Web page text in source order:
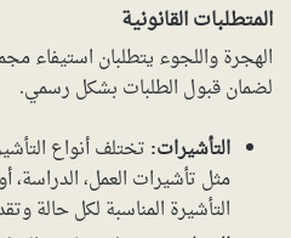
المتطلبات القانونية
الهجرة واللجوء يتطلبان استيفاء
لضمان قبول الطلبات بشكل رسمي.
التأشيرات: تختلف أنواع
مثل تأشيرات العمل،
التأشيرة المناسبة لكل حالة